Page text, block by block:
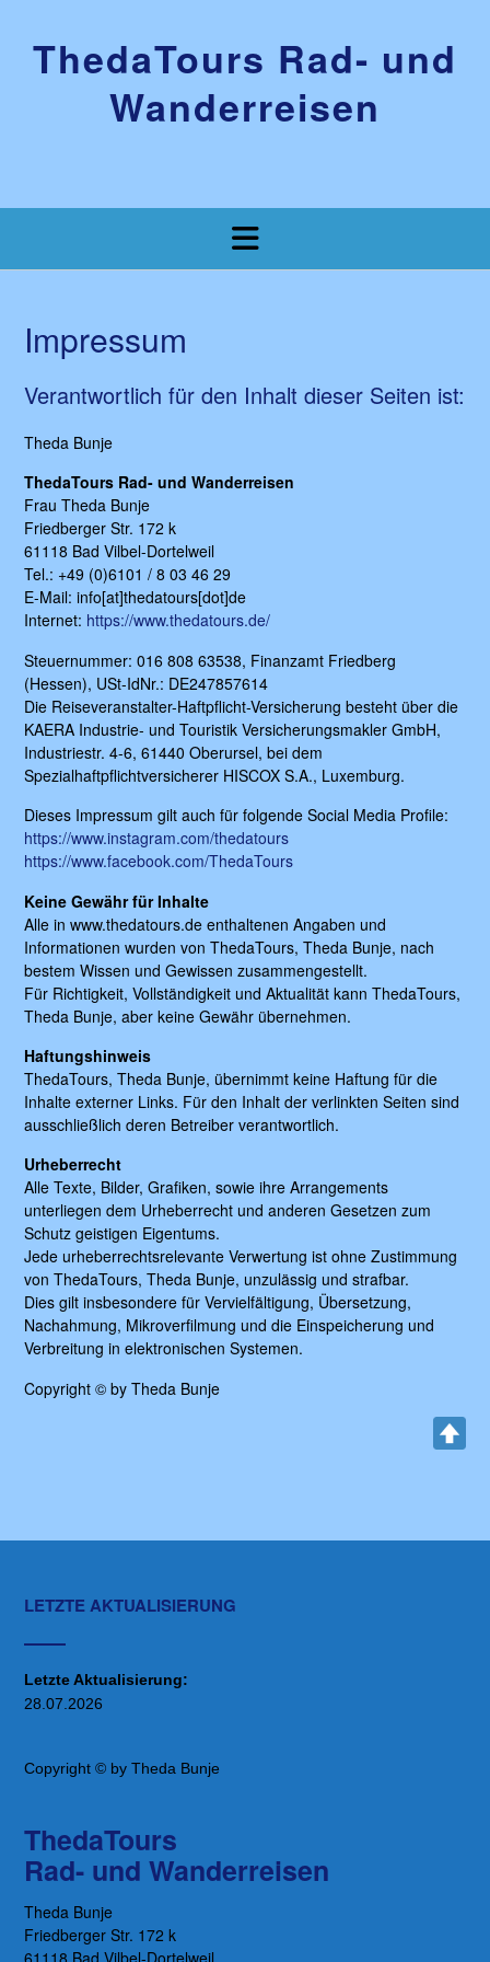
contentThedaTours Rad- und
Wanderreisen
Impressum
Verantwortlich für den Inhalt dieser Seiten ist:
Theda Bunje
ThedaTours Rad- und Wanderreisen
Frau Theda Bunje
Friedberger Str. 172 k
61118 Bad Vilbel-Dortelweil
Tel.: +49 (0)6101 / 8 03 46 29
E-Mail: info[at]thedatours[dot]de
Internet: https://www.thedatours.de/
Steuernummer: 016 808 63538, Finanzamt Friedberg
(Hessen), USt-IdNr.: DE247857614
Die Reiseveranstalter-Haftpflicht-Versicherung besteht über die
KAERA Industrie- und Touristik Versicherungsmakler GmbH,
Industriestr. 4-6, 61440 Oberursel, bei dem
Spezialhaftpflichtversicherer HISCOX S.A., Luxemburg.
Dieses Impressum gilt auch für folgende Social Media Profile:
https://www.instagram.com/thedatours
https://www.facebook.com/ThedaTours
Keine Gewähr für Inhalte
Alle in www.thedatours.de enthaltenen Angaben und
Informationen wurden von ThedaTours, Theda Bunje, nach
bestem Wissen und Gewissen zusammengestellt.
Für Richtigkeit, Vollständigkeit und Aktualität kann ThedaTours,
Theda Bunje, aber keine Gewähr übernehmen.
Haftungshinweis
ThedaTours, Theda Bunje, übernimmt keine Haftung für die
Inhalte externer Links. Für den Inhalt der verlinkten Seiten sind
ausschließlich deren Betreiber verantwortlich.
Urheberrecht
Alle Texte, Bilder, Grafiken, sowie ihre Arrangements
unterliegen dem Urheberrecht und anderen Gesetzen zum
Schutz geistigen Eigentums.
Jede urheberrechtsrelevante Verwertung ist ohne Zustimmung
von ThedaTours, Theda Bunje, unzulässig und strafbar.
Dies gilt insbesondere für Vervielfältigung, Übersetzung,
Nachahmung, Mikroverfilmung und die Einspeicherung und
Verbreitung in elektronischen Systemen.
Copyright © by Theda Bunje
LETZTE AKTUALISIERUNG
Letzte Aktualisierung:
28.07.2026
Copyright © by Theda Bunje
ThedaTours
Rad- und Wanderreisen
Theda Bunje
Friedberger Str. 172 k
61118 Bad Vilbel-Dortelweil